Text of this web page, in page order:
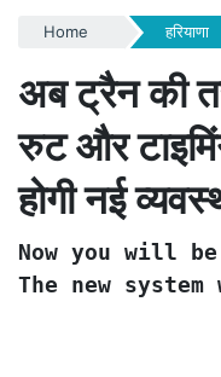
Home हरियाणा
अब ट्रैन की
रुट और
होगी नई
Now you will
The new